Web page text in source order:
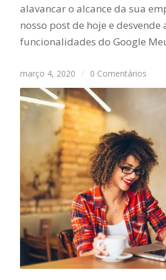
alavancar o alcance da sua
nosso post de hoje e
funcionalidades do Google
março 4, 2020 / 0 Comentários